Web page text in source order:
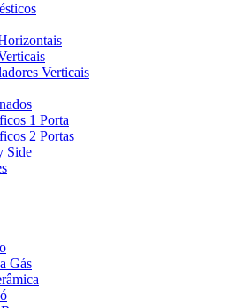
Verticais
1 Porta
2 Portas
Side
Gás